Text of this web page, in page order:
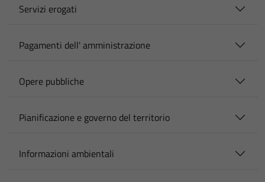
Servizi erogati
Pagamenti dell' amministrazione
Opere pubbliche
Pianificazione e governo del territorio
Informazioni ambientali